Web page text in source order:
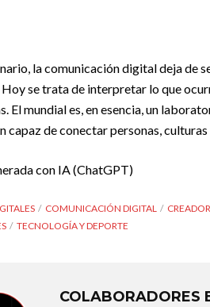
la comunicación digital deja de
se trata de interpretar lo que
El mundial es, en esencia, un
capaz de conectar personas,
con IA (ChatGPT)
COMUNICACIÓN DIGITAL
TECNOLOGÍA Y DEPORTE
COLABORADORES